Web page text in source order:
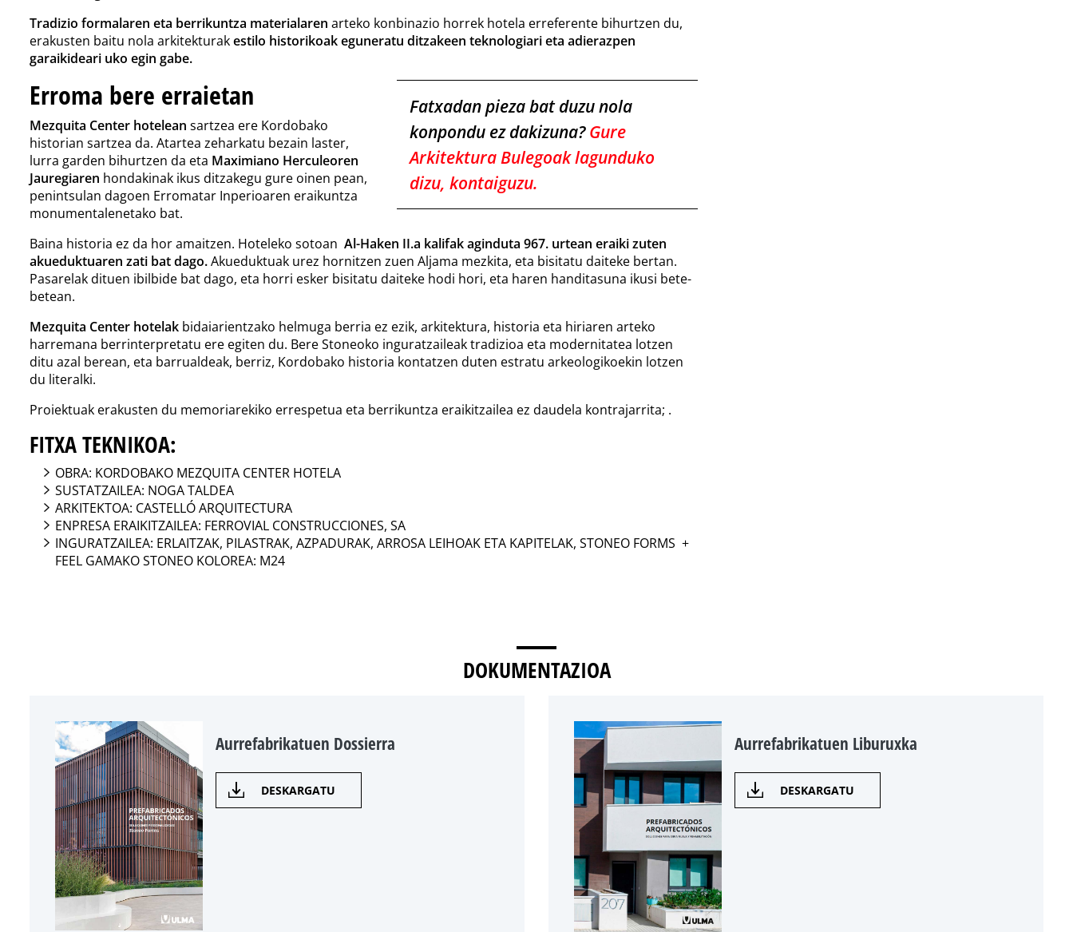
Tradizio formalaren eta berrikuntza materialaren arteko konbinazio horrek hotela erreferente bihurtzen du,
erakusten baitu nola arkitekturakestilo historikoak eguneratu ditzakeen teknologiari eta adierazpen
garaikideari uko egin gabe.
Fatxadan pieza bat duzu nola
konpondu ez dakizuna? Gure
Arkitektura Bulegoak lagunduko
dizu, kontaiguzu.
Erroma bere erraietan
Mezquita Center hotelean sartzea ere Kordobako
historian sartzea da. Atartea zeharkatu bezain laster,
lurra garden bihurtzen da eta Maximiano Herculeoren
Jauregiaren hondakinak ikus ditzakegu gure oinen pean,
penintsulan dagoen Erromatar Inperioaren eraikuntza
monumentalenetako bat.
Baina historia ez da hor amaitzen. Hoteleko sotoan Al-Haken II.a kalifak aginduta 967. urtean eraiki zuten
akueduktuaren zati bat dago.Akueduktuak urez hornitzen zuen Aljama mezkita, eta bisitatu daiteke bertan.
Pasarelak dituen ibilbide bat dago, eta horri esker bisitatu daiteke hodi hori, eta haren handitasuna ikusi bete-
betean.
Mezquita Center hotelak bidaiarientzako helmuga berria ez ezik, arkitektura, historia eta hiriaren arteko
harremana berrinterpretatu ere egiten du. Bere Stoneoko inguratzaileak tradizioa eta modernitatea lotzen
ditu azal berean, eta barrualdeak, berriz, Kordobako historia kontatzen duten estratu arkeologikoekin lotzen
du literalki.
Proiektuak erakusten du memoriarekiko errespetua eta berrikuntza eraikitzailea ez daudela kontrajarrita; .
FITXA TEKNIKOA:
OBRA: KORDOBAKO MEZQUITA CENTER HOTELA
SUSTATZAILEA: NOGA TALDEA
ARKITEKTOA: CASTELLÓ ARQUITECTURA
ENPRESA ERAIKITZAILEA: FERROVIAL CONSTRUCCIONES, SA
INGURATZAILEA: ERLAITZAK, PILASTRAK, AZPADURAK, ARROSA LEIHOAK ETA KAPITELAK, STONEO FORMS +
FEEL GAMAKO STONEO KOLOREA: M24
DOKUMENTAZIOA
Aurrefabrikatuen Dossierra
DESKARGATU
Aurrefabrikatuen Liburuxka
DESKARGATU